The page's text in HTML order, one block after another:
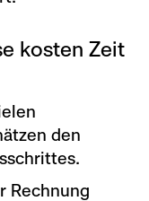
kosten Zeit
den
Rechnung